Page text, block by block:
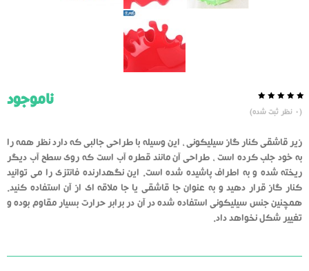
از
50
رای
دهنده
(
0 نظر ثبت شده)
ناموجود
زیر قاشقی کنار گاز سیلیکونی ، این وسیله با طراحی جالبی که دارد نظر همه را
به خود جلب کرده است ، طراحی آن مانند قطره آب است که روی سطح آب دیگر
ریخته شده و به اطراف پاشیده شده است. این نگهدارنده فانتزی را می توانید
کنار گاز قرار دهید و به عنوان جا قاشقی یا جا ملاقه ای از آن استفاده کنید.
همچنین جنس سیلیکونی استفاده شده در آن در برابر حرارت بسیار مقاوم بوده و
تغییر شکل نخواهد داد.